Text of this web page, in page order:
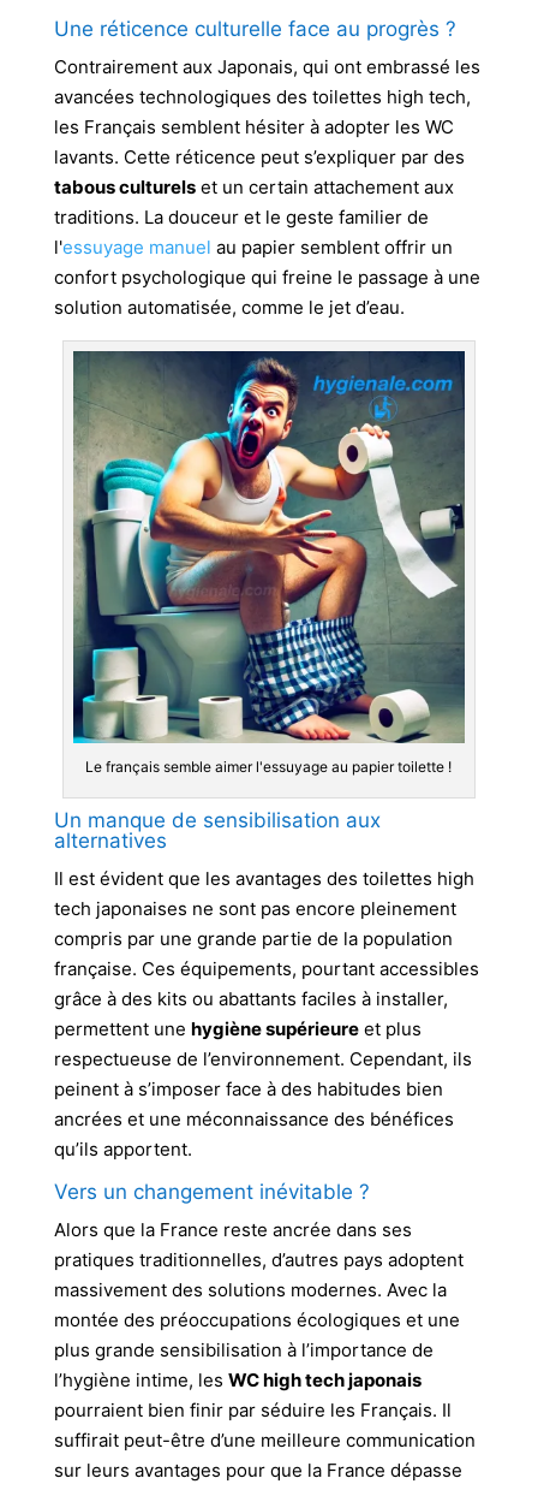
Une réticence culturelle face au progrès ?
Contrairement aux Japonais, qui ont embrassé les
avancées technologiques des toilettes high tech,
les Français semblent hésiter à adopter les WC
lavants. Cette réticence peut s’expliquer par des
tabous culturelset un certain attachement aux
traditions. La douceur et le geste familier de
l'essuyage manuel au papier semblent offrir un
confort psychologique qui freine le passage à une
solution automatisée, comme le jet d’eau.
Le français semble aimer l'essuyage au papier toilette !
Un manque de sensibilisation aux
alternatives
Il est évident que les avantages des toilettes high
tech japonaises ne sont pas encore pleinement
compris par une grande partie de la population
française. Ces équipements, pourtant accessibles
grâce à des kits ou abattants faciles à installer,
permettent une hygiène supérieureet plus
respectueuse de l’environnement. Cependant, ils
peinent à s’imposer face à des habitudes bien
ancrées et une méconnaissance des bénéfices
qu’ils apportent.
Vers un changement inévitable ?
Alors que la France reste ancrée dans ses
pratiques traditionnelles, d’autres pays adoptent
massivement des solutions modernes. Avec la
montée des préoccupations écologiques et une
plus grande sensibilisation à l’importance de
l’hygiène intime, les WC high tech japonais
pourraient bien finir par séduire les Français. Il
suffirait peut-être d’une meilleure communication
sur leurs avantages pour que la France dépasse